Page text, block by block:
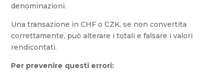
denominazioni.
Una transazione in CHF o CZK, se non convertita
correttamente, può alterare i totali e falsare i valori
rendicontati.
Per prevenire questi errori: